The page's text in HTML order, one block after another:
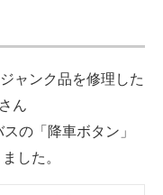
ャンク品を修理した
ん
の「降車ボタン」
した。